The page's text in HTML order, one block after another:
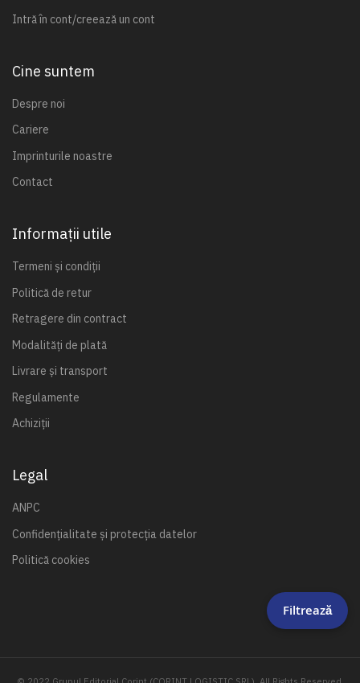
Intră în cont/creează un cont
Cine suntem
Despre noi
Cariere
Imprinturile noastre
Contact
Informații utile
Termeni și condiții
Politică de retur
Retragere din contract
Modalități de plată
Livrare și transport
Regulamente
Achiziții
Legal
ANPC
Confidențialitate și protecția datelor
Politică cookies
Filtrează